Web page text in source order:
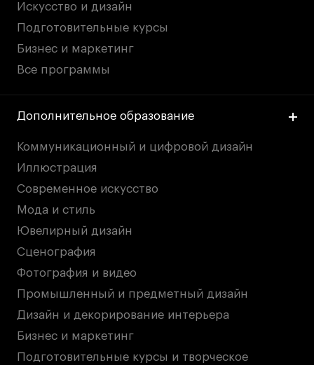
Искусство и дизайн
Подготовительные курсы
Бизнес и маркетинг
Все программы
Дополнительное образование
Коммуникационный и цифровой дизайн
Иллюстрация
Современное искусство
Мода и стиль
Ювелирный дизайн
Сценография
Фотография и видео
Промышленный и предметный дизайн
Дизайн и декорирование интерьера
Бизнес и маркетинг
Подготовительные курсы и творческое